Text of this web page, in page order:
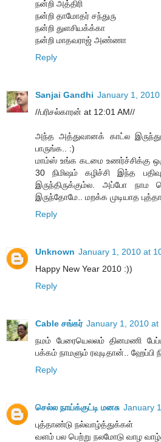
நன்றி அத்திரி
நன்றி தாமோதர் சந்துரு
நன்றி துளசியக்க்கா
நன்றி மாதவராஜ் அண்ணா
Reply
Sanjai Gandhi January 1,
//பரிசல்காரன் at 12:01 AM//
அந்த அத்துவானக் காட்ல
பாருங்க.. :)
மாம்ஸ் உங்க கடமை உணர்ச்சிக்கு
30 நிமிஷம் கழிச்சி இந்த
இருந்திருக்கும்ல. அப்போ நாம
இருந்தோமே.. மறக்க முடியாத
Reply
Unknown January 1, 2010 at
Happy New Year 2010 :))
Reply
Cable சங்கர் January 1, 2010 at
நமம் பேரையெலலம் தினமணி
பக்கம் நாமளும் ரவுடிதான்.. ஹேப்பி
Reply
செல்ல நாய்க்குட்டி மனசு January
புத்தாண்டு நல்வாழ்த்துக்கள்
வளம் பல பெற்று நலமோடு வாழ